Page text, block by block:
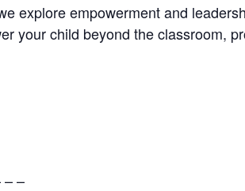
explore empowerment and
your child beyond the classroom,
– –